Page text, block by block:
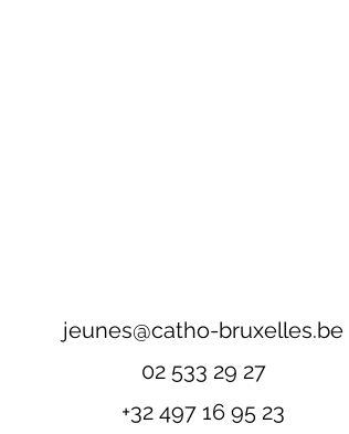
jeunes@catho-bruxelles.be
02 533 29 27
+32 497 16 95 23